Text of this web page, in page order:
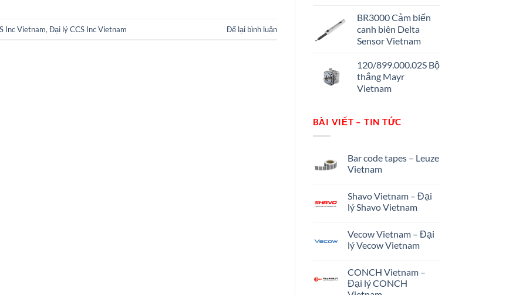
Inc Vietnam, Đại lý CCS Inc Vietnam Để lại bình luận
BR3000 Cảm biến
canh biên Delta
Sensor Vietnam
120/899.000.02S Bộ
thắng Mayr
Vietnam
BÀI VIẾT – TIN TỨC
Bar code tapes – Leuze
Vietnam
Shavo Vietnam – Đại
lý Shavo Vietnam
Vecow Vietnam – Đại
lý Vecow Vietnam
CONCH Vietnam –
Đại lý CONCH